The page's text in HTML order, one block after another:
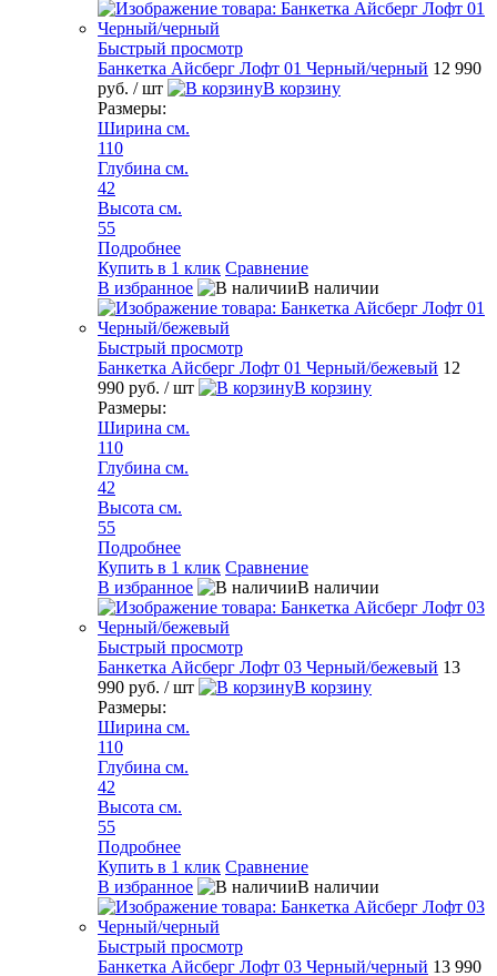
Быстрый просмотр
Банкетка Айсберг Лофт 01 Черный/черный 12 990
руб. / шт
В корзину
Размеры:
Ширина см.
110
Глубина см.
42
Высота см.
55
Подробнее
Купить в 1 клик Сравнение
В избранное
В наличии
Быстрый просмотр
Банкетка Айсберг Лофт 01 Черный/бежевый 12
990 руб. / шт
В корзину
Размеры:
Ширина см.
110
Глубина см.
42
Высота см.
55
Подробнее
Купить в 1 клик Сравнение
В избранное
В наличии
Быстрый просмотр
Банкетка Айсберг Лофт 03 Черный/бежевый 13
990 руб. / шт
В корзину
Размеры:
Ширина см.
110
Глубина см.
42
Высота см.
55
Подробнее
Купить в 1 клик Сравнение
В избранное
В наличии
Быстрый просмотр
Банкетка Айсберг Лофт 03 Черный/черный 13 990